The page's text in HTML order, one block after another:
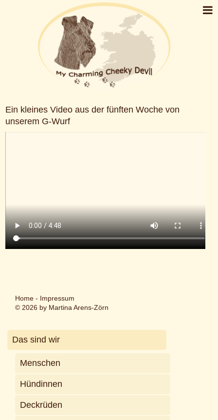
Ein kleines Video aus der fünften Woche von
unserem G-Wurf
Home- Impressum
© 2026 by Martina Arens-Zörn
Das sind wir
Menschen
Hündinnen
Deckrüden